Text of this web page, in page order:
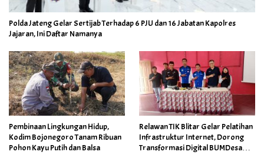
Polda Jateng Gelar Sertijab Terhadap 6 PJU dan 16 Jabatan Kapolres
Jajaran, Ini Daftar Namanya
Pembinaan Lingkungan Hidup,
Kodim Bojonegoro Tanam Ribuan
Pohon Kayu Putih dan Balsa
Relawan TIK Blitar Gelar Pelatihan
Infrastruktur Internet, Dorong
Transformasi Digital BUMDesa